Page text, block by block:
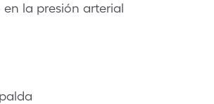
la presión arterial